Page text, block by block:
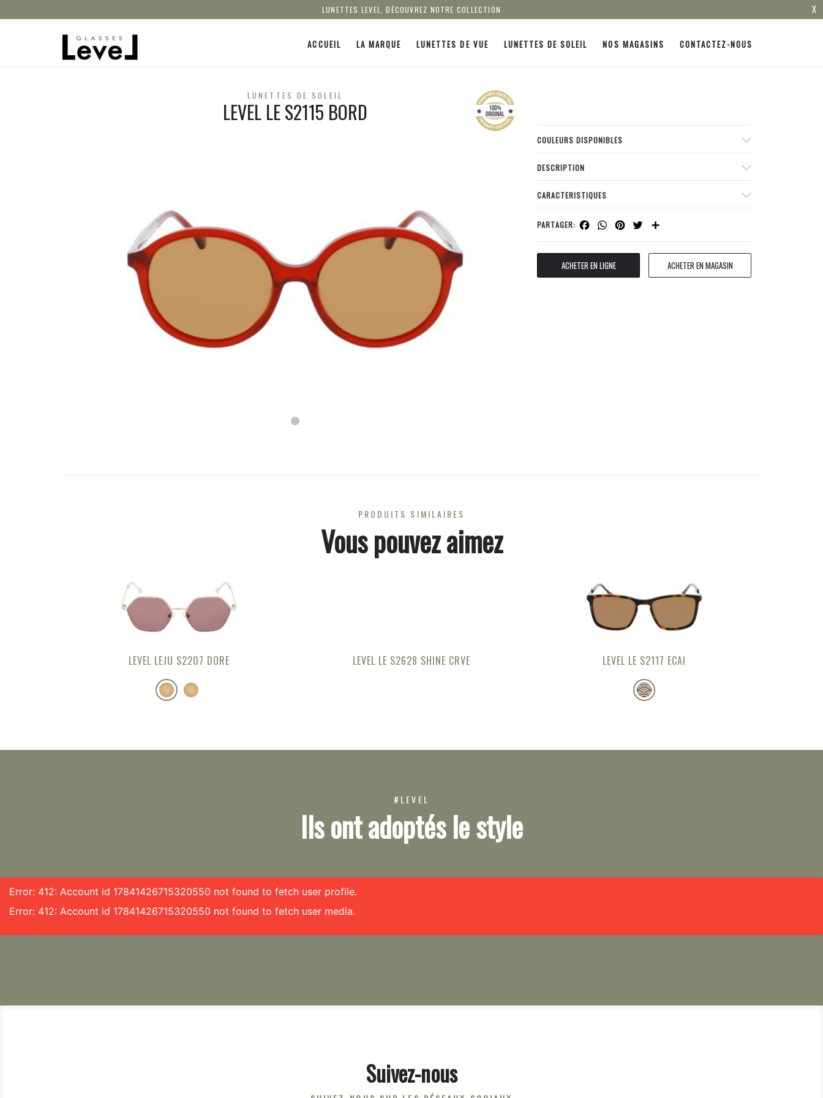
LUNETTES LEVEL, DÉCOUVREZ NOTRE COLLECTION X
ACCUEIL LA MARQUE LUNETTES DE VUE LUNETTES DE SOLEIL NOS MAGASINS CONTACTEZ-NOUS
LUNETTES DE SOLEIL
LEVEL LE S2115 BORD
COULEURS DISPONIBLES
DESCRIPTION
CARACTERISTIQUES
PARTAGER: Facebook
WhatsApp
Pinterest
Twitter
ACHETER EN LIGNE ACHETER EN MAGASIN
PRODUITS SIMILAIRES
Vous pouvez aimez
LEVEL LEJU S2207 DORE LEVEL LE S2628 SHINE CRVE LEVEL LE S2117 ECAI
#LEVEL
Ils ont adoptés le style
Error: 412: Account id 17841426715320550 not found to fetch user profile.
Error: 412: Account id 17841426715320550 not found to fetch user media.
Suivez-nous